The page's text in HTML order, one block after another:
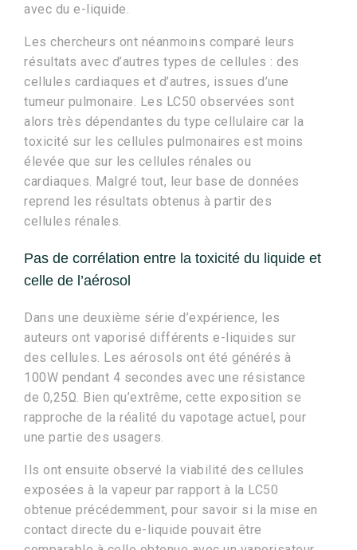
avec du e-liquide.
Les chercheurs ont néanmoins comparé leurs
résultats avec d’autres types de cellules : des
cellules cardiaques et d’autres, issues d’une
tumeur pulmonaire. Les LC50 observées sont
alors très dépendantes du type cellulaire car la
toxicité sur les cellules pulmonaires est moins
élevée que sur les cellules rénales ou
cardiaques. Malgré tout, leur base de données
reprend les résultats obtenus à partir des
cellules rénales.
Pas de corrélation entre la toxicité du liquide et
celle de l’aérosol
Dans une deuxième série d’expérience, les
auteurs ont vaporisé différents e-liquides sur
des cellules. Les aérosols ont été générés à
100W pendant 4 secondes avec une résistance
de 0,25Ω. Bien qu’extrême, cette exposition se
rapproche de la réalité du vapotage actuel, pour
une partie des usagers.
Ils ont ensuite observé la viabilité des cellules
exposées à la vapeur par rapport à la LC50
obtenue précédemment, pour savoir si la mise en
contact directe du e-liquide pouvait être